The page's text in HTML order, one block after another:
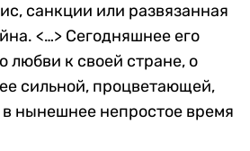
санкции или развязанная
<…> Сегодняшнее его
любви к своей стране, о
сильной, процветающей,
нынешнее непростое время